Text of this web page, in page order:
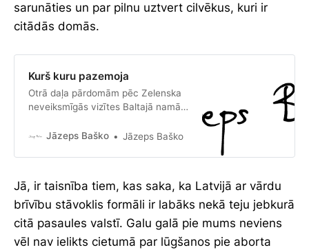
sarunāties un par pilnu uztvert cilvēkus, kuri ir
citādās domās.
Kurš kuru pazemoja
Otrā daļa pārdomām pēc Zelenska
neveiksmīgās vizītes Baltajā namā
Jāzeps Baško
Jāzeps Baško
Jā, ir taisnība tiem, kas saka, ka Latvijā ar vārdu
brīvību stāvoklis formāli ir labāks nekā teju jebkurā
citā pasaules valstī. Galu galā pie mums neviens
vēl nav ielikts cietumā par lūgšanos pie aborta